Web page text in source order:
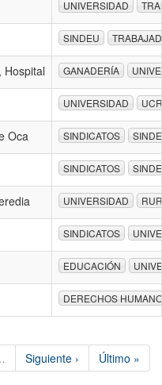
UNIVERSIDAD
SINDEU
Hospital GANADERÍA
UNIVERSIDAD UCR
Oca SINDICATOS
SINDICATOS
UNIVERSIDAD
SINDICATOS
EDUCACIÓN
DERECHOS
Siguiente › Último »